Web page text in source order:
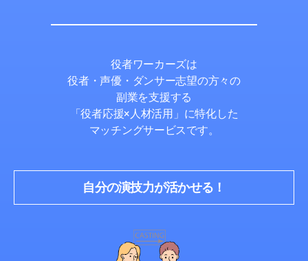
役者ワーカーズは
役者・声優・ダンサー志望の方々の
副業を支援する
「役者応援×人材活用」に特化した
マッチングサービスです。
自分の演技力が活かせる！